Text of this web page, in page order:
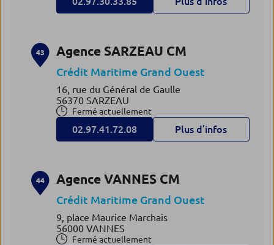
43 Agence SARZEAU CM
Crédit Maritime Grand Ouest
16, rue du Général de Gaulle
56370 SARZEAU
Fermé actuellement
02.97.41.72.08 Plus d’infos
44 Agence VANNES CM
Crédit Maritime Grand Ouest
9, place Maurice Marchais
56000 VANNES
Fermé actuellement